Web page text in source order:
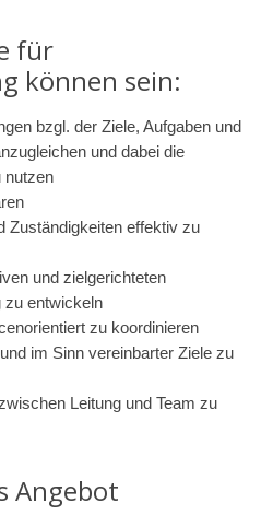
für
können sein:
bzgl. der Ziele, Aufgaben und
und dabei die
nutzen
Zuständigkeiten effektiv zu
und zielgerichteten
zu entwickeln
zu koordinieren
im Sinn vereinbarter Ziele zu
Leitung und Team zu
Angebot